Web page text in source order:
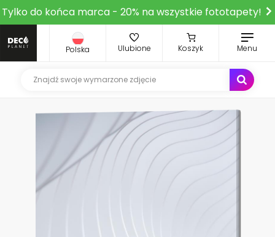
Tylko do końca marca - 20% na wszystkie fototapety!
Polska Ulubione Koszyk Menu